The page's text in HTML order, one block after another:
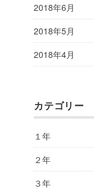
2018年6月
2018年5月
2018年4月
カテゴリー
１年
２年
３年